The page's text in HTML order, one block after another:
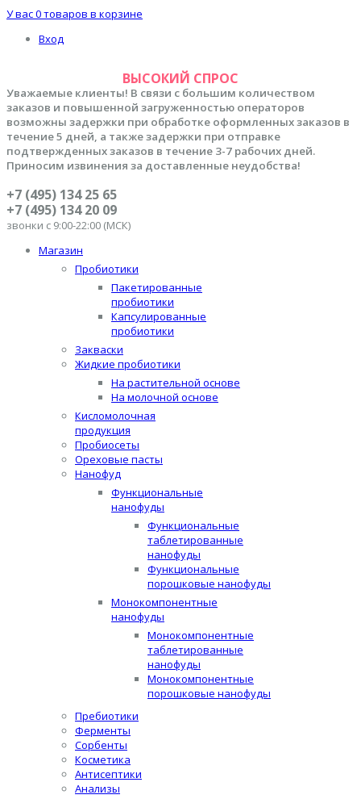
У вас0 товаров в корзине
Вход
ВЫСОКИЙ СПРОС
Уважаемые клиенты! В связи с большим количеством
заказов и повышенной загруженностью операторов
возможны задержки при обработке оформленных заказов в
течение 5 дней, а также задержки при отправке
подтвержденных заказов в течение 3-7 рабочих дней.
Приносим извинения за доставленные неудобства!
+7 (495) 134 25 65
+7 (495) 134 20 09
звонки с 9:00-22:00 (МСК)
Магазин
Пробиотики
Пакетированные
пробиотики
Капсулированные
пробиотики
Закваски
Жидкие пробиотики
На растительной основе
На молочной основе
Кисломолочная
продукция
Пробиосеты
Ореховые пасты
Нанофуд
Функциональные
нанофуды
Функциональные
таблетированные
нанофуды
Функциональные
порошковые нанофуды
Монокомпонентные
нанофуды
Монокомпонентные
таблетированные
нанофуды
Монокомпонентные
порошковые нанофуды
Пребиотики
Ферменты
Сорбенты
Косметика
Антисептики
Анализы